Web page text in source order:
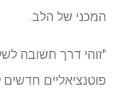
המכני של הלב.
"זוהי דרך חשובה
פוטנציאליים חדשים